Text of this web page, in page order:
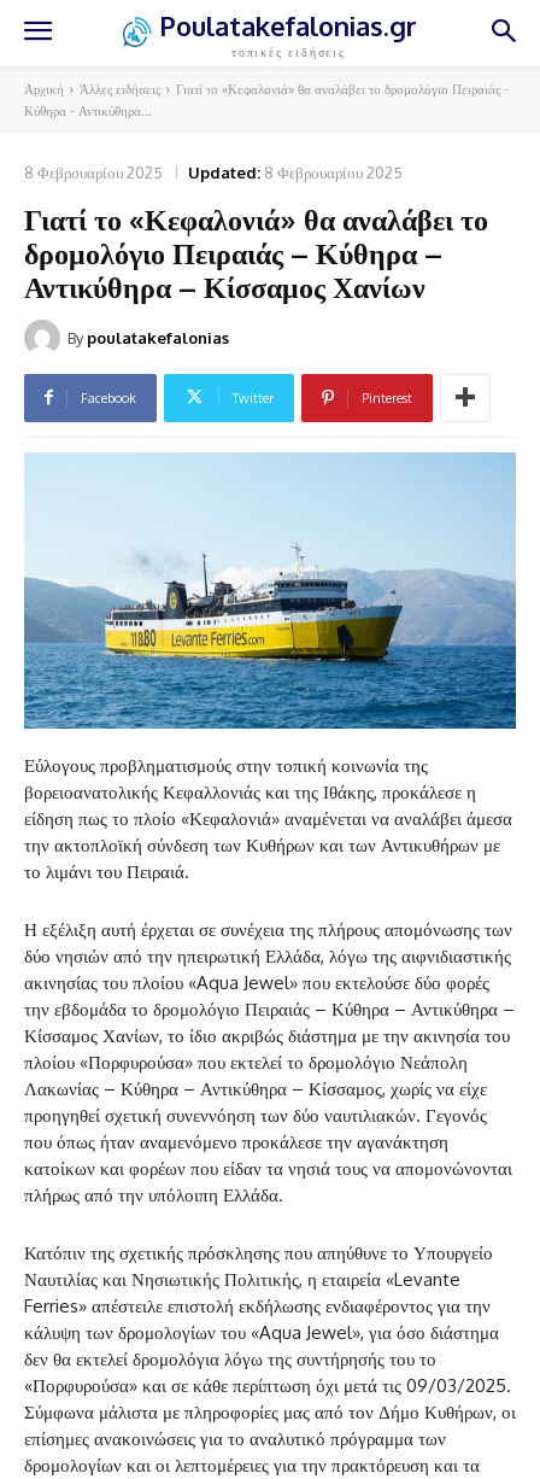
Poulatakefalonias.gr
τοπικές ειδήσεις
Αρχική Άλλες ειδήσεις
Γιατί το «Κεφαλονιά» θα αναλάβει το δρομολόγιο Πειραιάς -
Κύθηρα - Αντικύθηρα...
8 Φεβρουαρίου 2025 Updated: 8 Φεβρουαρίου 2025
Γιατί το «Κεφαλονιά» θα αναλάβει το
δρομολόγιο Πειραιάς – Κύθηρα –
Αντικύθηρα – Κίσσαμος Χανίων
By poulatakefalonias
Facebook Twitter Pinterest
Εύλογους προβληματισμούς στην τοπική κοινωνία της
βορειοανατολικής Κεφαλλονιάς και της Ιθάκης, προκάλεσε η
είδηση πως το πλοίο «Κεφαλονιά» αναμένεται να αναλάβει άμεσα
την ακτοπλοϊκή σύνδεση των Κυθήρων και των Αντικυθήρων με
το λιμάνι του Πειραιά.
Η εξέλιξη αυτή έρχεται σε συνέχεια της πλήρους απομόνωσης των
δύο νησιών από την ηπειρωτική Ελλάδα, λόγω της αιφνιδιαστικής
ακινησίας του πλοίου «Aqua Jewel» που εκτελούσε δύο φορές
την εβδομάδα το δρομολόγιο Πειραιάς – Κύθηρα – Αντικύθηρα –
Κίσσαμος Χανίων, το ίδιο ακριβώς διάστημα με την ακινησία του
πλοίου «Πορφυρούσα» που εκτελεί το δρομολόγιο Νεάπολη
Λακωνίας – Κύθηρα – Αντικύθηρα – Κίσσαμος, χωρίς να είχε
προηγηθεί σχετική συνεννόηση των δύο ναυτιλιακών. Γεγονός
που όπως ήταν αναμενόμενο προκάλεσε την αγανάκτηση
κατοίκων και φορέων που είδαν τα νησιά τους να απομονώνονται
πλήρως από την υπόλοιπη Ελλάδα.
Κατόπιν της σχετικής πρόσκλησης που απηύθυνε το Υπουργείο
Ναυτιλίας και Νησιωτικής Πολιτικής, η εταιρεία «Levante
Ferries» απέστειλε επιστολή εκδήλωσης ενδιαφέροντος για την
κάλυψη των δρομολογίων του «Aqua Jewel», για όσο διάστημα
δεν θα εκτελεί δρομολόγια λόγω της συντήρησής του το
«Πορφυρούσα» και σε κάθε περίπτωση όχι μετά τις 09/03/2025.
Σύμφωνα μάλιστα με πληροφορίες μας από τον Δήμο Κυθήρων, οι
επίσημες ανακοινώσεις για το αναλυτικό πρόγραμμα των
δρομολογίων και οι λεπτομέρειες για την πρακτόρευση και τα